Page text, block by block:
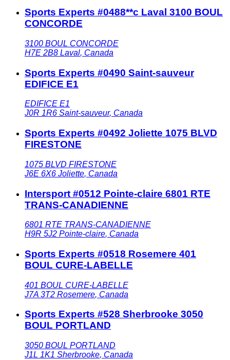
Sports Experts #0488**c Laval 3100 BOUL
CONCORDE
3100 BOUL CONCORDE
H7E 2B8 Laval, Canada
Sports Experts #0490 Saint-sauveur
EDIFICE E1
EDIFICE E1
J0R 1R6 Saint-sauveur, Canada
Sports Experts #0492 Joliette 1075 BLVD
FIRESTONE
1075 BLVD FIRESTONE
J6E 6X6 Joliette, Canada
Intersport #0512 Pointe-claire 6801 RTE
TRANS-CANADIENNE
6801 RTE TRANS-CANADIENNE
H9R 5J2 Pointe-claire, Canada
Sports Experts #0518 Rosemere 401
BOUL CURE-LABELLE
401 BOUL CURE-LABELLE
J7A 3T2 Rosemere, Canada
Sports Experts #528 Sherbrooke 3050
BOUL PORTLAND
3050 BOUL PORTLAND
J1L 1K1 Sherbrooke, Canada